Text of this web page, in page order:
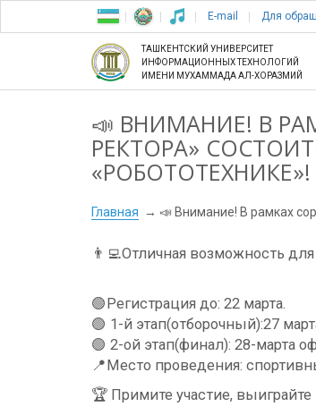
E-mail Для
ТАШКЕНТСКИЙ УНИВЕРСИТЕТ
ИНФОРМАЦИОННЫХ ТЕХНОЛОГИЙ
ИМЕНИ МУХАММАДА АЛ-ХОРАЗМИЙ
📣 ВНИМАНИЕ! В
РЕКТОРА»
«РОБОТОТЕХНИКЕ»!
Главная 📣 Внимание! В рамках
👨‍💻Отличная возможность
🟢Регистрация до: 22 марта.
🟢 1-й этап(отборочный):27
🟢 2-ой этап(финал): 28-марта
📍Место проведения:
🏆 Примите участие,